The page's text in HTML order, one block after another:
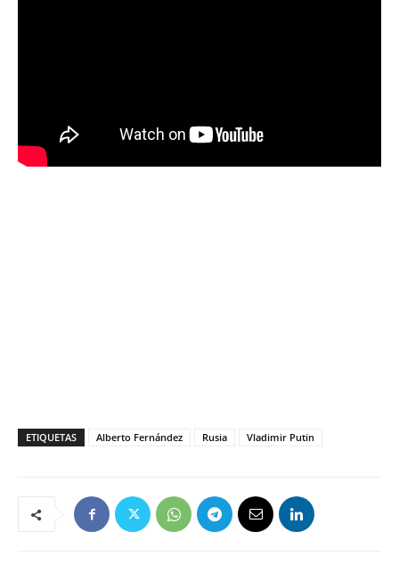
ETIQUETAS Alberto Fernández Rusia Vladimir Putin